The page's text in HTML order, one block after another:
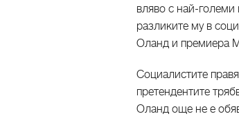
вляво с най-
разликите му в
Оланд и премиера
Социалистите
претендентите
Оланд още не е